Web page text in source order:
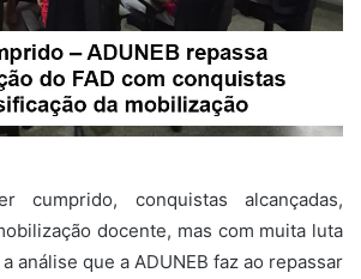
cumprido, conquistas alcançadas,
docente, mas com muita luta
análise que a ADUNEB faz ao repassar